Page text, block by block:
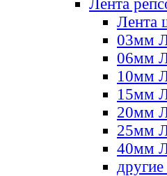
Лента
Лента
03мм
06мм
10мм
15мм
20мм
25мм
40мм